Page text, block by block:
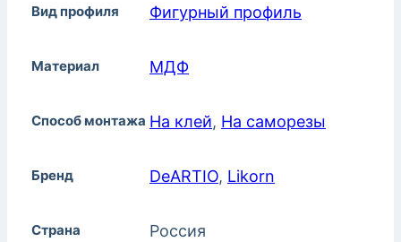
Вид профиля Фигурный профиль
Материал МДФ
Способ монтажа На клей, На саморезы
Бренд DeARTIO, Likorn
Страна Россия